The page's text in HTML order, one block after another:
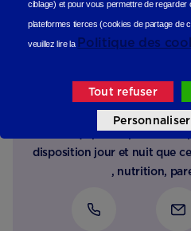
Notre équipe d’experts de la
disposition jour et nuit que
, nutrition,
ciblage) et pour vous permettre de regarder
plateformes tierces (cookies de partage de
veuillez lire la Politique des
Tout refuser